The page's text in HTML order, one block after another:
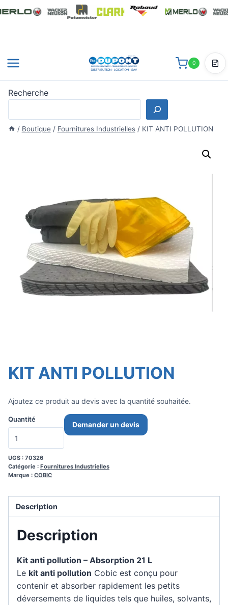
0
/ Boutique / Fournitures Industrielles / KIT ANTI POLLUTION
KIT ANTI POLLUTION
Ajoutez ce produit au devis avec la quantité souhaitée.
Quantité
Demander un devis
UGS : 70326
Catégorie : Fournitures Industrielles
Marque : COBIC
Description
Description
Kit anti pollution – Absorption 21 L
Le kit anti pollution Cobic est conçu pour
contenir et absorber rapidement les petits
déversements de liquides tels que huiles, solvants,
Recherche